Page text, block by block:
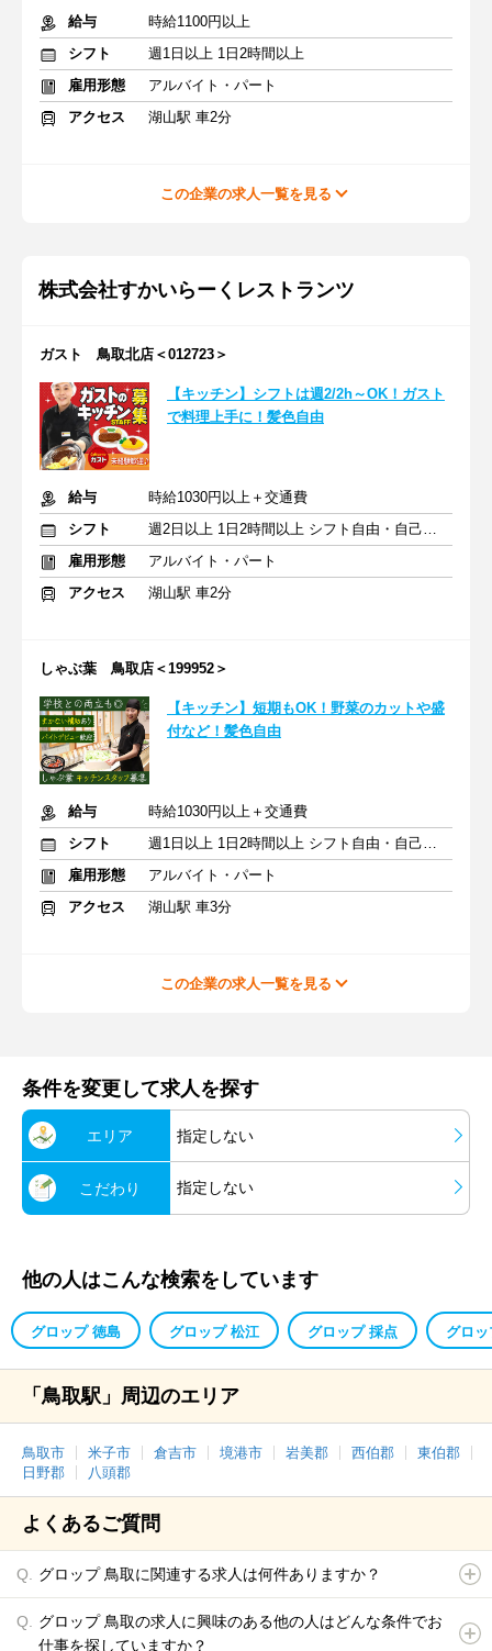
給与
時給1100円以上
シフト
週1日以上 1日2時間以上
雇用形態
アルバイト・パート
アクセス
湖山駅 車2分
この企業の求人一覧を見る
株式会社すかいらーくレストランツ
ガスト 鳥取北店＜012723＞
【キッチン】シフトは週2/2h～OK！ガスト
で料理上手に！髪色自由
給与
時給1030円以上＋交通費
シフト
週2日以上 1日2時間以上 シフト自由・自己申告
雇用形態
アルバイト・パート
アクセス
湖山駅 車2分
しゃぶ葉 鳥取店＜199952＞
【キッチン】短期もOK！野菜のカットや盛
付など！髪色自由
給与
時給1030円以上＋交通費
シフト
週1日以上 1日2時間以上 シフト自由・自己申告
雇用形態
アルバイト・パート
アクセス
湖山駅 車3分
この企業の求人一覧を見る
条件を変更して求人を探す
エリア 指定しない
こだわり 指定しない
他の人はこんな検索をしています
グロップ 徳島 グロップ 松江 グロップ 採点 グロ
「鳥取駅」周辺のエリア
鳥取市 米子市 倉吉市 境港市 岩美郡 西伯郡
東伯郡
日野郡
八頭郡
よくあるご質問
グロップ 鳥取に関連する求人は何件ありますか？
グロップ 鳥取の求人に興味のある他の人はどんな条件でお
仕事を探していますか？